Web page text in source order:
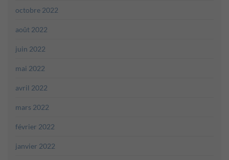
octobre 2022
août 2022
juin 2022
mai 2022
avril 2022
mars 2022
février 2022
janvier 2022